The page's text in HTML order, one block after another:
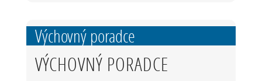
Výchovný poradce
VÝCHOVNÝ PORADCE